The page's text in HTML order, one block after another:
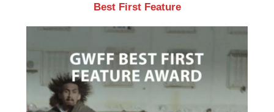
Best First Feature